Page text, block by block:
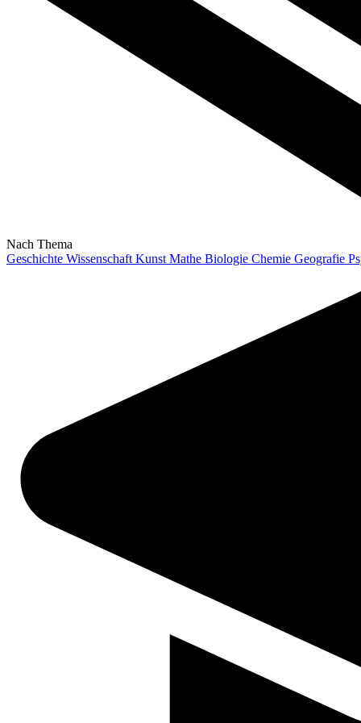
Nach Thema
Geschichte Wissenschaft Kunst Mathe Biologie Chemie Geografie